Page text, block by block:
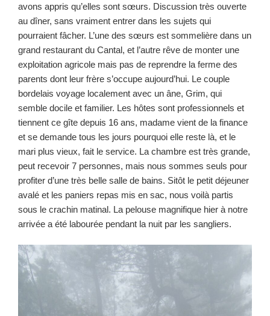
avons appris qu’elles sont sœurs. Discussion très ouverte
au dîner, sans vraiment entrer dans les sujets qui
pourraient fâcher. L’une des sœurs est sommelière dans un
grand restaurant du Cantal, et l’autre rêve de monter une
exploitation agricole mais pas de reprendre la ferme des
parents dont leur frère s’occupe aujourd’hui. Le couple
bordelais voyage localement avec un âne, Grim, qui
semble docile et familier. Les hôtes sont professionnels et
tiennent ce gîte depuis 16 ans, madame vient de la finance
et se demande tous les jours pourquoi elle reste là, et le
mari plus vieux, fait le service. La chambre est très grande,
peut recevoir 7 personnes, mais nous sommes seuls pour
profiter d’une très belle salle de bains. Sitôt le petit déjeuner
avalé et les paniers repas mis en sac, nous voilà partis
sous le crachin matinal. La pelouse magnifique hier à notre
arrivée a été labourée pendant la nuit par les sangliers.